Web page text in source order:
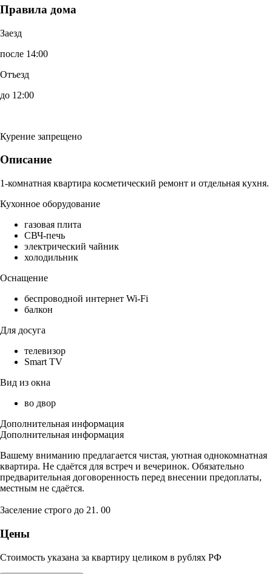
Правила дома
Заезд
после 14:00
Отъезд
до 12:00
Курение запрещено
Описание
1-комнатная квартира косметический ремонт и отдельная кухня.
Кухонное оборудование
газовая плита
СВЧ-печь
электрический чайник
холодильник
Оснащение
беспроводной интернет Wi-Fi
балкон
Для досуга
телевизор
Smart TV
Вид из окна
во двор
Дополнительная информация
Дополнительная информация
Вашему вниманию предлагается чистая, уютная однокомнатная
квартира. Не сдаётся для встреч и вечеринок. Обязательно
предварительная договоренность перед внесении предоплаты,
местным не сдаётся.
Заселение строго до 21. 00
Цены
Стоимость указана за квартиру целиком в рублях РФ